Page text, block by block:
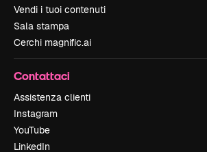
Vendi i tuoi contenuti
Sala stampa
Cerchi magnific.ai
Contattaci
Assistenza clienti
Instagram
YouTube
LinkedIn